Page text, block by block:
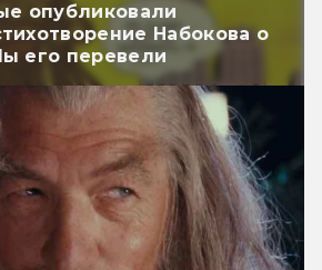
опубликовали
Набокова о
его перевели